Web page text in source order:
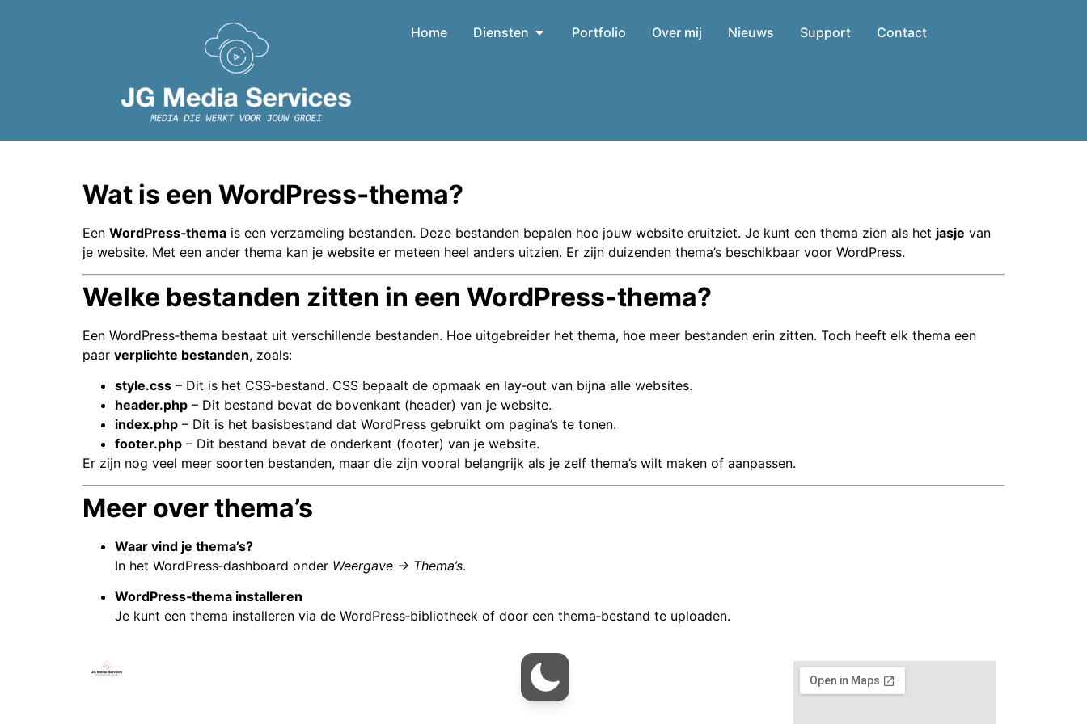
Home Diensten Portfolio Over mij Nieuws Support Contact
Wat is een WordPress‑thema?
Een WordPress‑thema is een verzameling bestanden. Deze bestanden bepalen hoe jouw website eruitziet. Je kunt een thema zien als het jasje van
je website. Met een ander thema kan je website er meteen heel anders uitzien. Er zijn duizenden thema’s beschikbaar voor WordPress.
Welke bestanden zitten in een WordPress‑thema?
Een WordPress‑thema bestaat uit verschillende bestanden. Hoe uitgebreider het thema, hoe meer bestanden erin zitten. Toch heeft elk thema een
paar verplichte bestanden, zoals:
style.css – Dit is het CSS‑bestand. CSS bepaalt de opmaak en lay‑out van bijna alle websites.
header.php – Dit bestand bevat de bovenkant (header) van je website.
index.php – Dit is het basisbestand dat WordPress gebruikt om pagina’s te tonen.
footer.php – Dit bestand bevat de onderkant (footer) van je website.
Er zijn nog veel meer soorten bestanden, maar die zijn vooral belangrijk als je zelf thema’s wilt maken of aanpassen.
Meer over thema’s
Waar vind je thema’s?
In het WordPress‑dashboard onder Weergave → Thema’s.
WordPress‑thema installeren
Je kunt een thema installeren via de WordPress‑bibliotheek of door een thema‑bestand te uploaden.